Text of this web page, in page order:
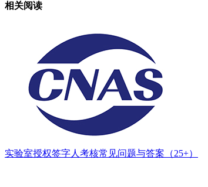
相关阅读
实验室授权签字人考核常见问题与答案（25+）